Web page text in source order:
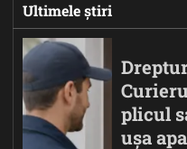
Ultimele știri
plicul
ușa